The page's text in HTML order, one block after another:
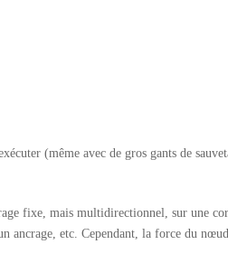
(même avec de gros gants de
fixe, mais multidirectionnel, sur une
ancrage, etc. Cependant, la force du